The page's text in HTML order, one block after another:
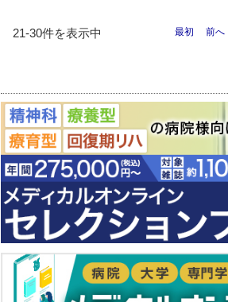
21-30件を表示中 最初 前へ